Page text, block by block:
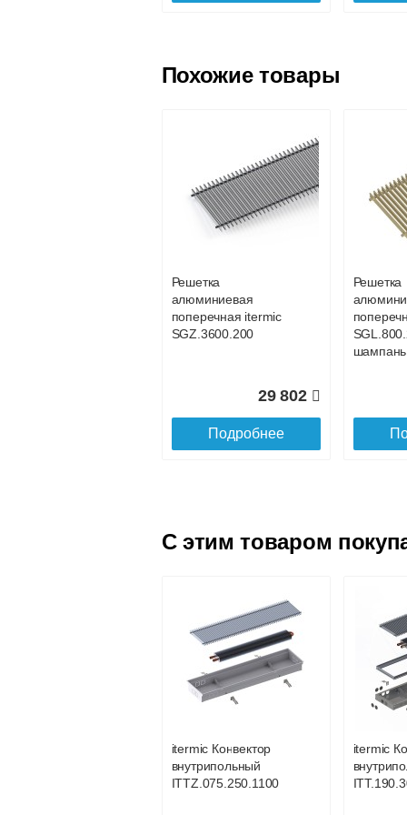
Решетка
алюминиевая
поперечная itermic
5 702
Решетка
SGL.700.160 цвета
шампань
3 042
Подробнее
Решетка
шампань
Похожие товары
Решетка
алюминиевая
поперечная itermic
SGZ.3600.200
29 802
Подробнее
Решетка
шампань
Решетка
алюминиевая
поперечная itermic
SGL.900.220 цвета
4 910
Решетка
шампань
C этим товаром
itermic Конвектор
внутрипольный
ITTZ.075.250.1100
itermic